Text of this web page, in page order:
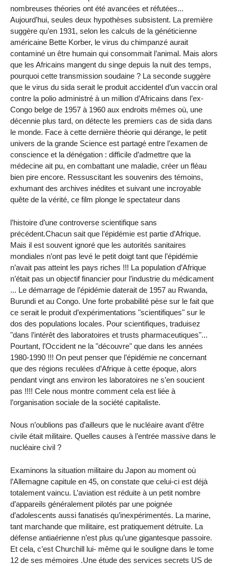
nombreuses théories ont été avancées et réfutées...
Aujourd’hui, seules deux hypothèses subsistent. La première
suggère qu’en 1931, selon les calculs de la généticienne
américaine Bette Korber, le virus du chimpanzé aurait
contaminé un être humain qui consommait l’animal. Mais alors
que les Africains mangent du singe depuis la nuit des temps,
pourquoi cette transmission soudaine ? La seconde suggère
que le virus du sida serait le produit accidentel d’un vaccin oral
contre la polio administré à un million d’Africains dans l’ex-
Congo belge de 1957 à 1960 aux endroits mêmes où, une
décennie plus tard, on détecte les premiers cas de sida dans
le monde. Face à cette dernière théorie qui dérange, le petit
univers de la grande Science est partagé entre l’examen de
conscience et la dénégation : difficile d’admettre que la
médecine ait pu, en combattant une maladie, créer un fléau
bien pire encore. Ressuscitant les souvenirs des témoins,
exhumant des archives inédites et suivant une incroyable
quête de la vérité, ce film plonge le spectateur dans
l’histoire d’une controverse scientifique sans
précédent.Chacun sait que l’épidémie est partie d’Afrique.
Mais il est souvent ignoré que les autorités sanitaires
mondiales n’ont pas levé le petit doigt tant que l’épidémie
n’avait pas atteint les pays riches !!! La population d’Afrique
n’était pas un objectif financier pour l’industrie du médicament
... Le démarrage de l’épidémie daterait de 1957 au Rwanda,
Burundi et au Congo. Une forte probabilité pèse sur le fait que
ce serait le produit d’expérimentations "scientifiques" sur le
dos des populations locales. Pour scientifiques, traduisez
"dans l’intérêt des laboratoires et trusts pharmaceutiques"...
Pourtant, l’Occident ne la "découvre" que dans les années
1980-1990 !!! On peut penser que l’épidémie ne concernant
que des régions reculées d’Afrique à cette époque, alors
pendant vingt ans environ les laboratoires ne s’en soucient
pas !!!! Cele nous montre comment cela est liée à
l’organisation sociale de la société capitaliste.
Nous n’oublions pas d’ailleurs que le nucléaire avant d’être
civile était militaire. Quelles causes à l’entrée massive dans le
nucléaire civil ?
Examinons la situation militaire du Japon au moment où
l’Allemagne capitule en 45, on constate que celui-ci est déjà
totalement vaincu. L’aviation est réduite à un petit nombre
d’appareils généralement pilotés par une poignée
d’adolescents aussi fanatisés qu’inexpérimentés. La marine,
tant marchande que militaire, est pratiquement détruite. La
défense antiaérienne n’est plus qu’une gigantesque passoire.
Et cela, c’est Churchill lui- même qui le souligne dans le tome
12 de ses mémoires .Une étude des services secrets US de